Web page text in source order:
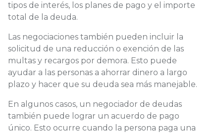
tipos de interés, los planes de pago y el importe
total de la deuda.
Las negociaciones también pueden incluir la
solicitud de una reducción o exención de las
multas y recargos por demora. Esto puede
ayudar a las personas a ahorrar dinero a largo
plazo y hacer que su deuda sea más manejable.
En algunos casos, un negociador de deudas
también puede lograr un acuerdo de pago
único. Esto ocurre cuando la persona paga una